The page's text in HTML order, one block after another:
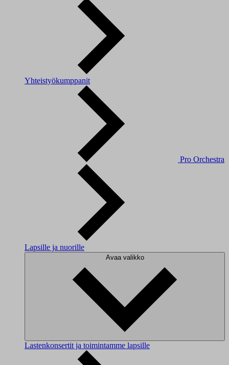
Yhteistyökumppanit
Pro Orchestra
Lapsille ja nuorille
Avaa valikko
Lastenkonsertit ja toimintamme lapsille